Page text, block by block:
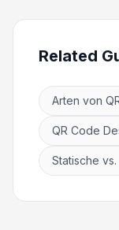
Related
Arten von
QR Code
Statische